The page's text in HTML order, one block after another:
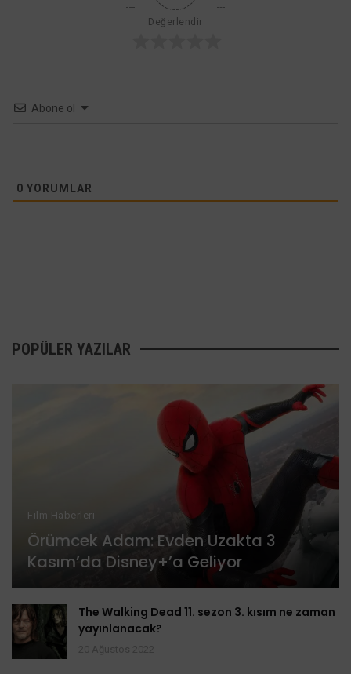
Değerlendir
Abone ol
0 YORUMLAR
POPÜLER YAZILAR
Film Haberleri
Örümcek Adam: Evden Uzakta 3
Kasım’da Disney+’a Geliyor
The Walking Dead 11. sezon 3. kısım ne zaman
yayınlanacak?